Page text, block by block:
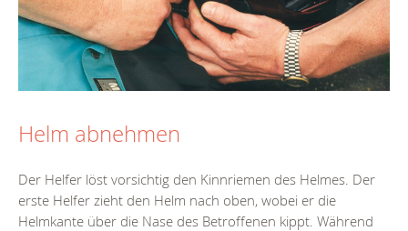
Helm abnehmen
Der Helfer löst vorsichtig den Kinnriemen des Helmes. Der
erste Helfer zieht den Helm nach oben, wobei er die
Helmkante über die Nase des Betroffenen kippt. Während